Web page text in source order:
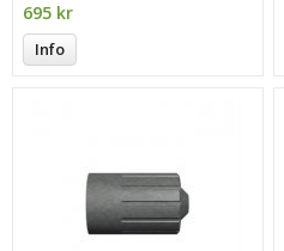
695 kr
Info